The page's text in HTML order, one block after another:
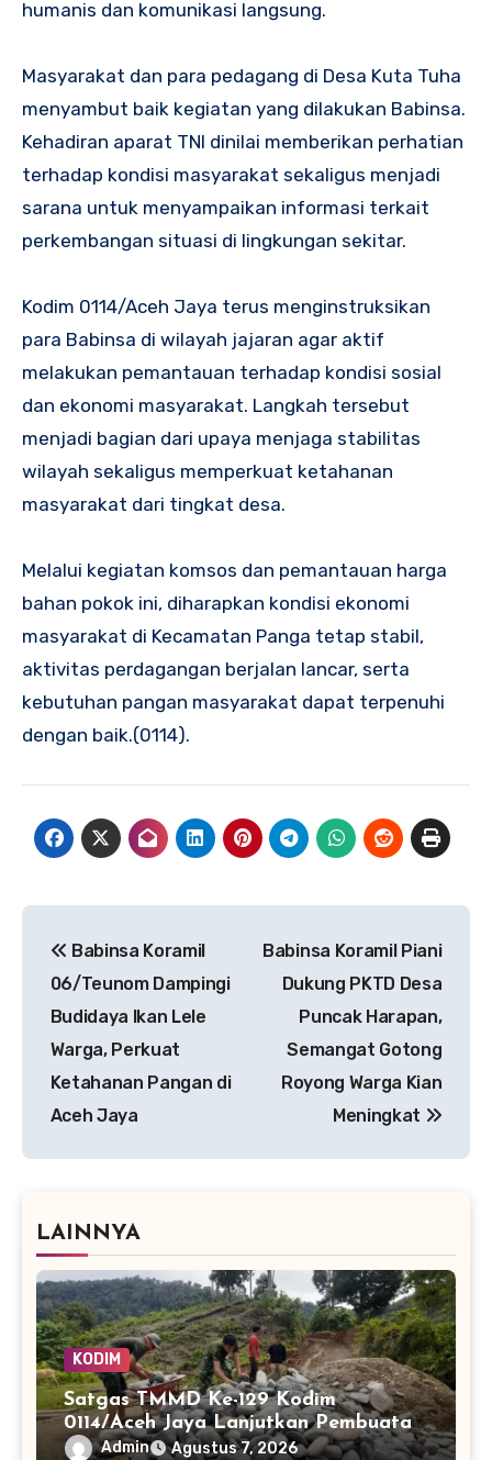
humanis dan komunikasi langsung.
Masyarakat dan para pedagang di Desa Kuta Tuha
menyambut baik kegiatan yang dilakukan Babinsa.
Kehadiran aparat TNI dinilai memberikan perhatian
terhadap kondisi masyarakat sekaligus menjadi
sarana untuk menyampaikan informasi terkait
perkembangan situasi di lingkungan sekitar.
Kodim 0114/Aceh Jaya terus menginstruksikan
para Babinsa di wilayah jajaran agar aktif
melakukan pemantauan terhadap kondisi sosial
dan ekonomi masyarakat. Langkah tersebut
menjadi bagian dari upaya menjaga stabilitas
wilayah sekaligus memperkuat ketahanan
masyarakat dari tingkat desa.
Melalui kegiatan komsos dan pemantauan harga
bahan pokok ini, diharapkan kondisi ekonomi
masyarakat di Kecamatan Panga tetap stabil,
aktivitas perdagangan berjalan lancar, serta
kebutuhan pangan masyarakat dapat terpenuhi
dengan baik.(0114).
pos
Babinsa Koramil
06/Teunom Dampingi
Budidaya Ikan Lele
Warga, Perkuat
Ketahanan Pangan di
Aceh Jaya
Babinsa Koramil Piani
Dukung PKTD Desa
Puncak Harapan,
Semangat Gotong
Royong Warga Kian
Meningkat
LAINNYA
KODIM
Satgas TMMD Ke-129 Kodim
0114/Aceh Jaya Lanjutkan Pembuatan
Jembatan Kayu 4×6
Admin Agustus 7, 2026